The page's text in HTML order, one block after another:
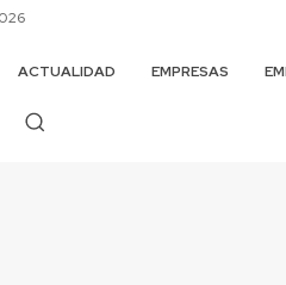
ACTUALIDAD EMPRESAS